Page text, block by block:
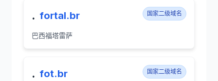
. fortal.br 国家二级域名
巴西福塔雷萨
. fot.br 国家二级域名